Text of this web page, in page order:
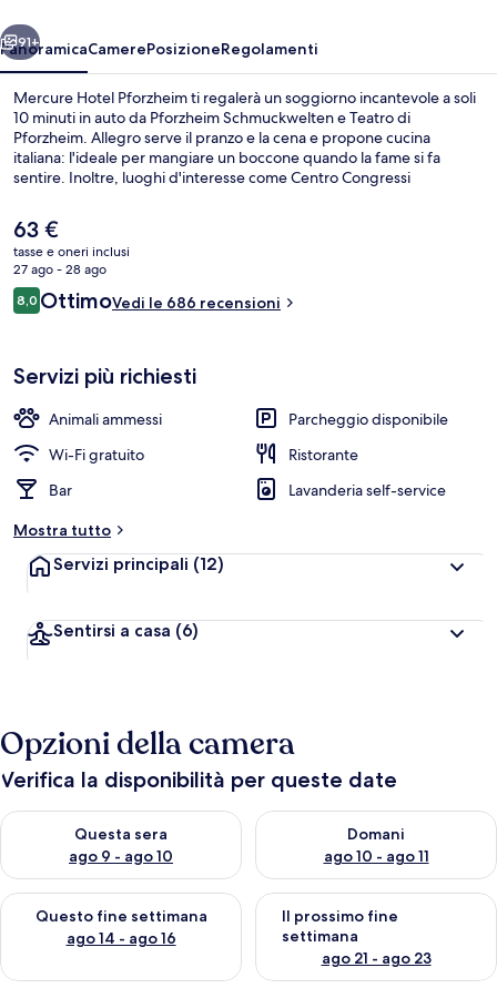
Avanti
91+
PanoramicaCamerePosizioneRegolamenti
Mercure Hotel Pforzheim ti regalerà un soggiorno incantevole a soli
10 minuti in auto da Pforzheim Schmuckwelten e Teatro di
Pforzheim. Allegro serve il pranzo e la cena e propone cucina
italiana: l'ideale per mangiare un boccone quando la fame si fa
sentire. Inoltre, luoghi d'interesse come Centro Congressi
poca distanza in auto dalla struttura. Altri viaggiatori apprezzano il
personale gentile della struttura.
Il
prezzo
attuale
è
63 €
63 €
tasse e oneri inclusi
27 ago - 28 ago
Recensioni
8,08,0 su 10
OttimoVedi le 686 recensioni
Servizi più richiesti
Animali ammessi
Parcheggio disponibile
Wi-Fi gratuito
Ristorante
Bar
Lavanderia self-service
Mostra tutto
Servizi principali (12)
Sentirsi a casa (6)
Opzioni della camera
Verifica la disponibilità per queste date
Questa sera
ago 9 - ago 10
Verifica la disponibilità per questa sera, ago 9 - ago 10
Domani
ago 10 - ago 11
Verifica la disponibilità per
Questo fine settimana
ago 14 - ago 16
Verifica la disponibilità per questo fine settimana, ago 14 -
Il prossimo fine
settimana
ago 21 - ago 23
Verifica la disponibilità per il